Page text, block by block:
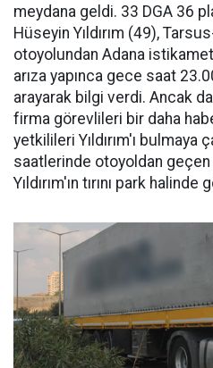
meydana geldi. 33 DGA 36
Hüseyin Yıldırım (49),
otoyolundan Adana
arıza yapınca gece saat
arayarak bilgi verdi. Ancak
firma görevlileri bir daha
yetkilileri Yıldırım'ı bulmaya
saatlerinde otoyoldan
Yıldırım'ın tırını park